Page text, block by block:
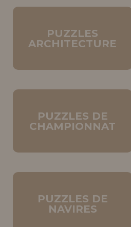
INFORMATION
NOUVEAU CLIENT
PUZZLES
ARCHITECTURE
PUZZLES DE
CHAMPIONNAT
PUZZLES DE
NAVIRES